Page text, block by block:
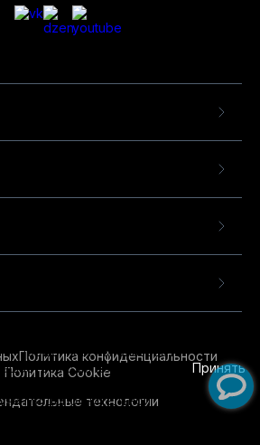
Политика конфиденциальности
Политика Cookie
технологии
Продолжая использовать
с использованием
дополнительной
Принять